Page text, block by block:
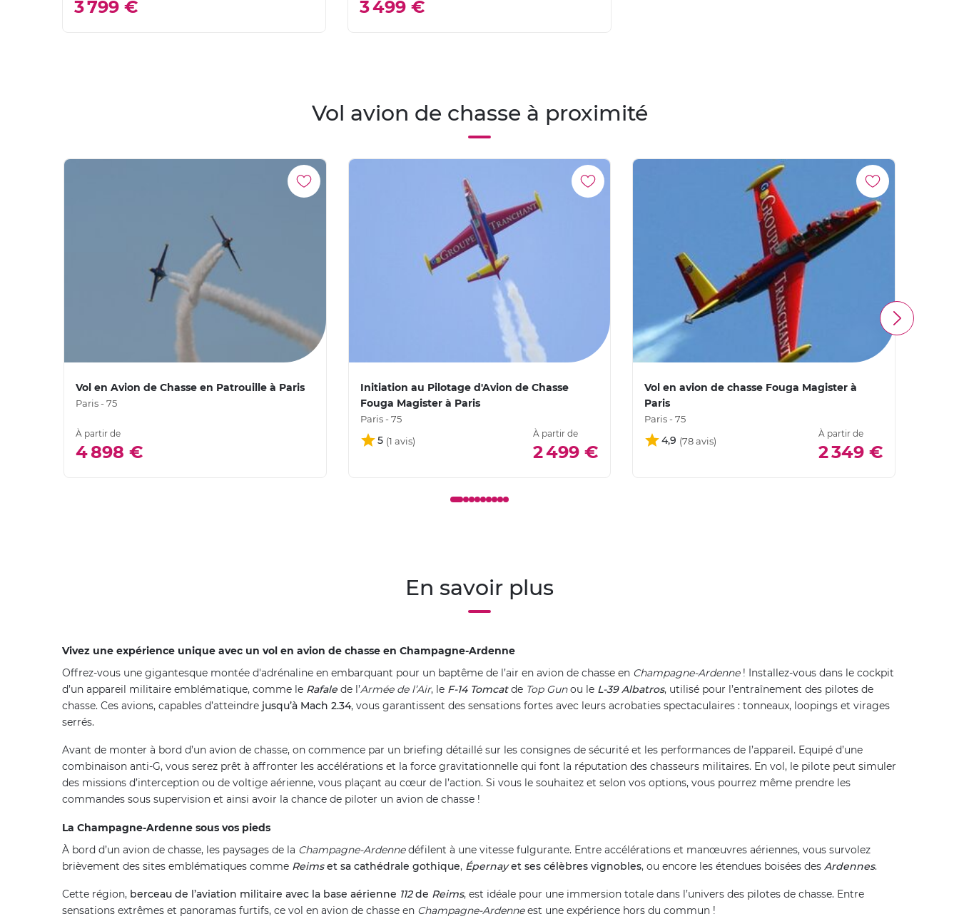
3 799 € 3 499 €
Vol avion de chasse à proximité
Vol en Avion de Chasse en Patrouille à Paris
Paris - 75
À partir de
4 898 €
Initiation au Pilotage d'Avion de Chasse
Fouga Magister à Paris
Paris - 75
5
À partir de
2 499 €
Vol en avion de chasse Fouga Magister à
Paris
Paris - 75
4,9
À partir de
2 349 €
En savoir plus
Vivez une expérience unique avec un vol en avion de chasse en Champagne-Ardenne
Offrez-vous une gigantesque montée d'adrénaline en embarquant pour un baptême de l’air en avion de chasse en Champagne-Ardenne! Installez-vous dans le cockpit
d’un appareil militaire emblématique, comme le Rafale de l’Armée de l’Air, le F-14 Tomcatde Top Gunou le L-39 Albatros, utilisé pour l’entraînement des pilotes de
chasse. Ces avions, capables d’atteindre jusqu’à Mach 2.34, vous garantissent des sensations fortes avec leurs acrobaties spectaculaires : tonneaux, loopings et virages
serrés.
Avant de monter à bord d’un avion de chasse, on commence par un briefing détaillé sur les consignes de sécurité et les performances de l’appareil. Equipé d’une
combinaison anti-G, vous serez prêt à affronter les accélérations et la force gravitationnelle qui font la réputation des chasseurs militaires. En vol, le pilote peut simuler
des missions d’interception ou de voltige aérienne, vous plaçant au cœur de l’action. Si vous le souhaitez et selon vos options, vous pourrez même prendre les
commandes sous supervision et ainsi avoir la chance de piloter un avion de chasse !
La Champagne-Ardenne sous vos pieds
À bord d’un avion de chasse, les paysages de la Champagne-Ardennedéfilent à une vitesse fulgurante. Entre accélérations et manœuvres aériennes, vous survolez
brièvement des sites emblématiques comme Reimset sa cathédrale gothique, Épernayet ses célèbres vignobles, ou encore les étendues boisées des Ardennes.
Cette région, berceau de l’aviation militaire avec la base aérienne 112de Reims, est idéale pour une immersion totale dans l’univers des pilotes de chasse. Entre
sensations extrêmes et panoramas furtifs, ce vol en avion de chasse en Champagne-Ardenneest une expérience hors du commun !